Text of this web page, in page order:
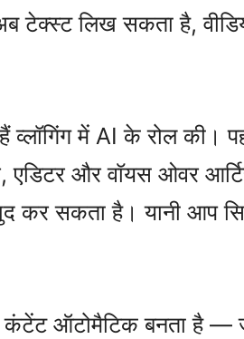
टेक्स्ट लिख सकता है,
व्लॉगिंग में AI के रोल की।
एडिटर और वॉयस ओवर
कर सकता है। यानी आप
ऑटोमैटिक बनता है —